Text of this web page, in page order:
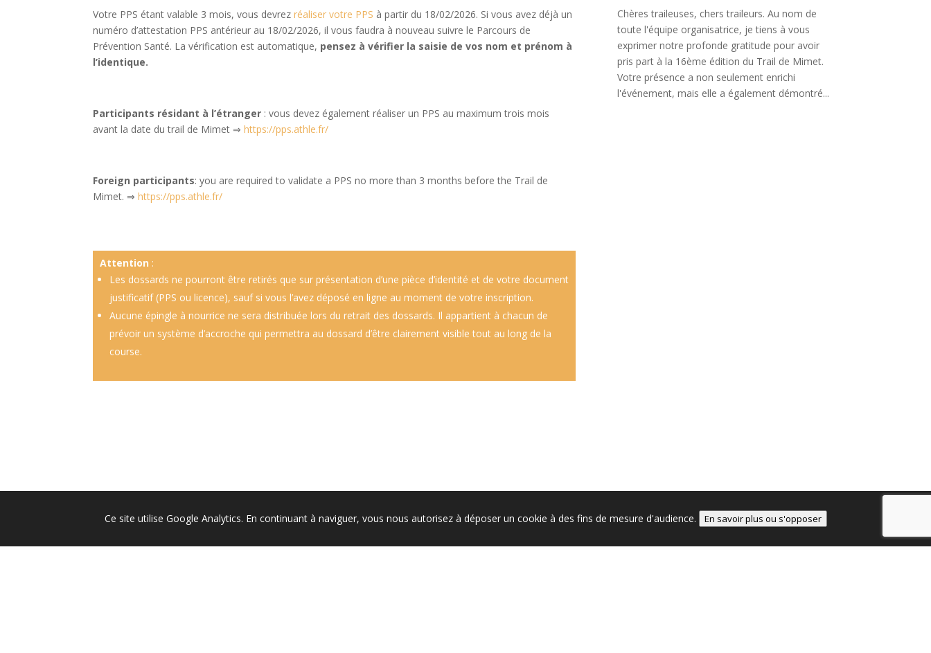
Votre PPS étant valable 3 mois, vous devrezréaliser votre PPS à partir du 18/02/2026. Si vous avez déjà un
numéro d’attestation PPS antérieur au 18/02/2026, il vous faudra à nouveau suivre le Parcours de
Prévention Santé. La vérification est automatique, pensez à vérifier la saisie de vos nom et prénom à
l’identique.
Participants résidant à l’étranger : vous devez également réaliser un PPS au maximum trois mois
avant la date du trail de Mimet ⇒https://pps.athle.fr/
Foreign participants: you are required to validate a PPS no more than 3 months before the Trail de
Mimet. ⇒https://pps.athle.fr/
Attention :
Les dossards ne pourront être retirés que sur présentation d’une pièce d’identité et de votre document
justificatif (PPS ou licence), sauf si vous l’avez déposé en ligne au moment de votre inscription.
Aucune épingle à nourrice ne sera distribuée lors du retrait des dossards. Il appartient à chacun de
prévoir un système d’accroche qui permettra au dossard d’être clairement visible tout au long de la
course.
Chères traileuses, chers traileurs. Au nom de
toute l'équipe organisatrice, je tiens à vous
exprimer notre profonde gratitude pour avoir
pris part à la 16ème édition du Trail de Mimet.
Votre présence a non seulement enrichi
l'événement, mais elle a également démontré...
Ce site utilise Google Analytics. En continuant à naviguer, vous nous autorisez à déposer un cookie à des fins de mesure d'audience. En savoir plus ou s'opposer